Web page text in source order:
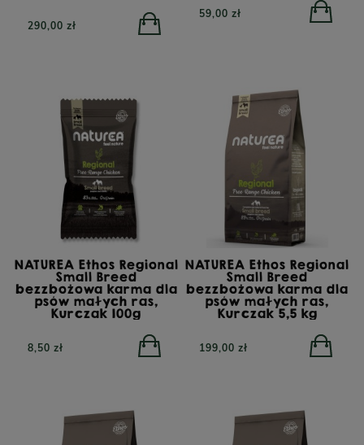
290,00 zł
59,00 zł
NATUREA Ethos Regional
Small Breed
bezzbożowa karma dla
psów małych ras,
Kurczak 100g
8,50 zł
NATUREA Ethos Regional
Small Breed
bezzbożowa karma dla
psów małych ras,
Kurczak 5,5 kg
199,00 zł